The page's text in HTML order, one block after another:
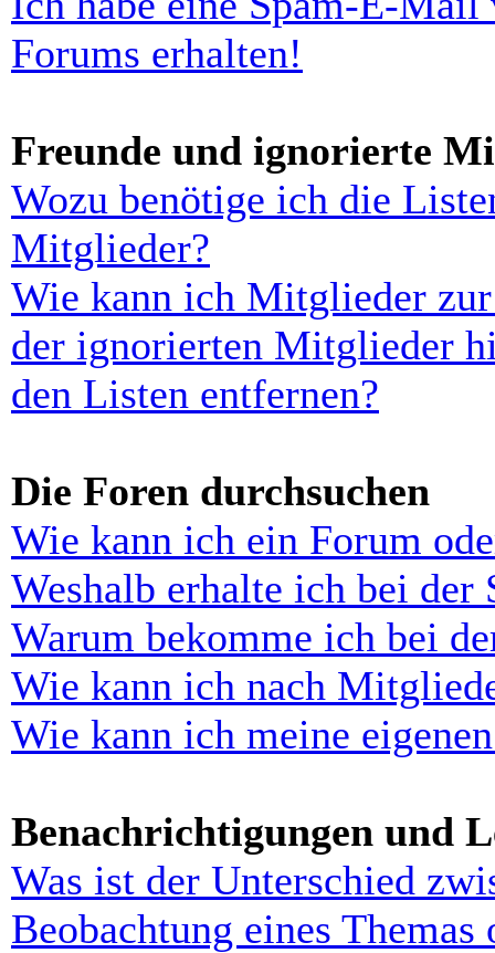
Forums erhalten!
Freunde und ignorierte
Wozu benötige ich die
Mitglieder?
Wie kann ich Mitglieder
der ignorierten Mitglieder
den Listen entfernen?
Die Foren durchsuchen
Wie kann ich ein Forum
Weshalb erhalte ich bei der
Warum bekomme ich bei
Wie kann ich nach
Wie kann ich meine
Benachrichtigungen und
Was ist der Unterschied
Beobachtung eines Themas